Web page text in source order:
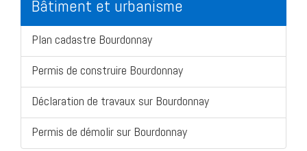
Bâtiment et urbanisme
Plan cadastre Bourdonnay
Permis de construire Bourdonnay
Déclaration de travaux sur Bourdonnay
Permis de démolir sur Bourdonnay